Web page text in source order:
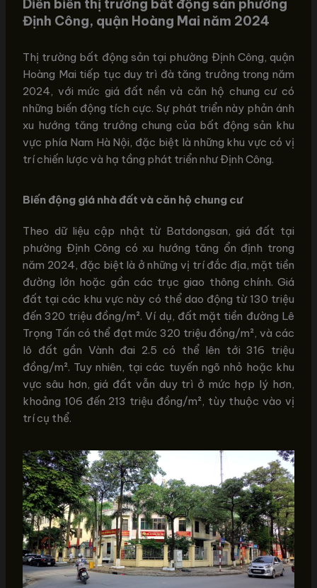
Diễn biến thị trường bất động sản phường
Định Công, quận Hoàng Mai năm 2024
Thị trường bất động sản tại phường Định Công, quận
Hoàng Mai tiếp tục duy trì đà tăng trưởng trong năm
2024, với mức giá đất nền và căn hộ chung cư có
những biến động tích cực. Sự phát triển này phản ánh
xu hướng tăng trưởng chung của bất động sản khu
vực phía Nam Hà Nội, đặc biệt là những khu vực có vị
trí chiến lược và hạ tầng phát triển như Định Công.
Biến động giá nhà đất và căn hộ chung cư
Theo dữ liệu cập nhật từ Batdongsan, giá đất tại
phường Định Công có xu hướng tăng ổn định trong
năm 2024, đặc biệt là ở những vị trí đắc địa, mặt tiền
đường lớn hoặc gần các trục giao thông chính. Giá
đất tại các khu vực này có thể dao động từ 130 triệu
đến 320 triệu đồng/m². Ví dụ, đất mặt tiền đường Lê
Trọng Tấn có thể đạt mức 320 triệu đồng/m², và các
lô đất gần Vành đai 2.5 có thể lên tới 316 triệu
đồng/m². Tuy nhiên, tại các tuyến ngõ nhỏ hoặc khu
vực sâu hơn, giá đất vẫn duy trì ở mức hợp lý hơn,
khoảng 106 đến 213 triệu đồng/m², tùy thuộc vào vị
trí cụ thể.